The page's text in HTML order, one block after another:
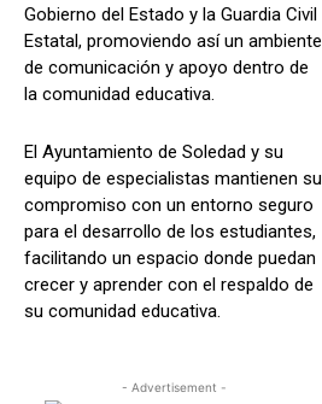
Gobierno del Estado y la Guardia Civil
Estatal, promoviendo así un ambiente
de comunicación y apoyo dentro de
la comunidad educativa.
El Ayuntamiento de Soledad y su
equipo de especialistas mantienen su
compromiso con un entorno seguro
para el desarrollo de los estudiantes,
facilitando un espacio donde puedan
crecer y aprender con el respaldo de
su comunidad educativa.
- Advertisement -